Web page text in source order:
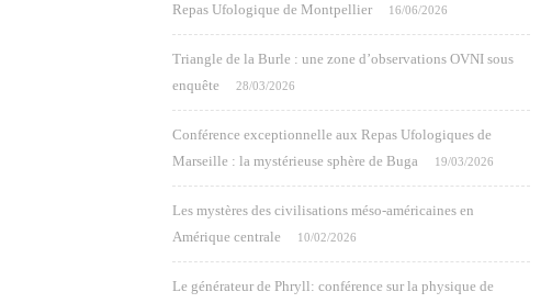
Repas Ufologique de Montpellier 16/06/2026
Triangle de la Burle : une zone d’observations OVNI sous
enquête
28/03/2026
Conférence exceptionnelle aux Repas Ufologiques de
Marseille : la mystérieuse sphère de Buga
19/03/2026
Les mystères des civilisations méso-américaines en
Amérique centrale
10/02/2026
Le générateur de Phryll: conférence sur la physique de